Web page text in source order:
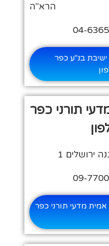
הרא"ה
בנ"ע כפר
תורני כפר
ירושלים 1
מדעי תורני כפר